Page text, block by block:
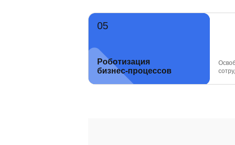
Роботизация
бизнес-процессов